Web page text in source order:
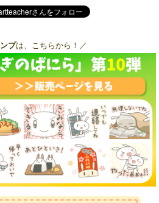
プは、こちらから！／